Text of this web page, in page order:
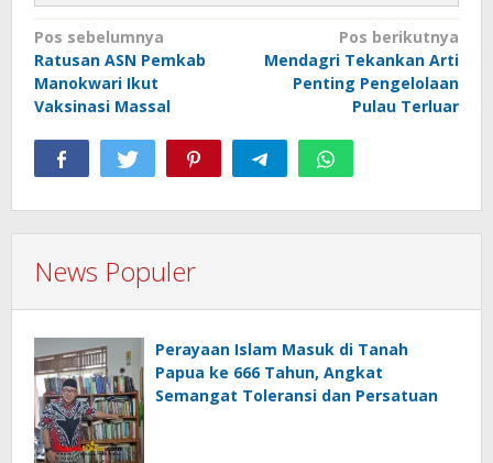
Navigasi
pos
Pos sebelumnya
Ratusan ASN Pemkab
Manokwari Ikut
Vaksinasi Massal
Pos berikutnya
Mendagri Tekankan Arti
Penting Pengelolaan
Pulau Terluar
News Populer
Perayaan Islam Masuk di Tanah
Papua ke 666 Tahun, Angkat
Semangat Toleransi dan Persatuan